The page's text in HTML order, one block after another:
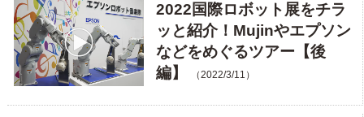
2022国際ロボット展をチラ
ッと紹介！Mujinやエプソン
などをめぐるツアー【後
編】
（2022/3/11）